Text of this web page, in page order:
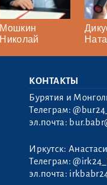
Мошкин
Николай
КОНТАКТЫ
Бурятия и
Телеграм:
эл.почта:
Иркутск:
Телеграм:
эл.почта: